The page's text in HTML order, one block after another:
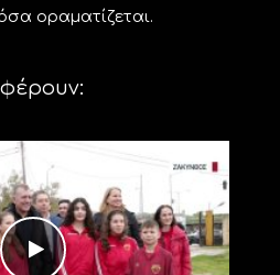
οραματίζεται.